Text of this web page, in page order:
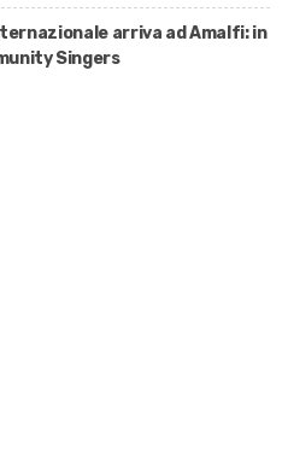
arriva ad Amalfi: in
Singers